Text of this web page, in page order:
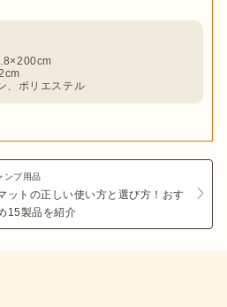
、ポリエステル
ンプ用品
ットの正しい使い方と選び方！おす
15製品を紹介